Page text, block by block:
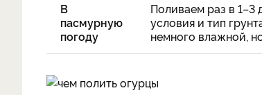
В
пасмурную
погоду
Поливаем раз в 1–3
условия и тип
немного влажной,